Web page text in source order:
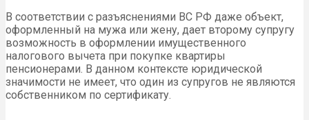
В соответствии с разъяснениями ВС РФ даже объект,
оформленный на мужа или жену, дает второму супругу
возможность в оформлении имущественного
налогового вычета при покупке квартиры
пенсионерами. В данном контексте юридической
значимости не имеет, что один из супругов не являются
собственником по сертификату.